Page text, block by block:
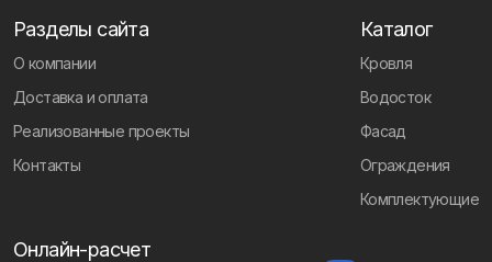
Разделы сайта
О компании
Доставка и оплата
Реализованные проекты
Контакты
Каталог
Кровля
Водосток
Фасад
Ограждения
Комплектующие
Онлайн-расчет